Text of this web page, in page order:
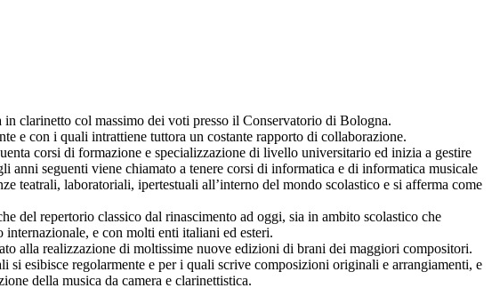
clarinetto col massimo dei voti presso il Conservatorio di Bologna.
e con i quali intrattiene tuttora un costante rapporto di collaborazione.
corsi di formazione e specializzazione di livello universitario ed inizia a gestire
seguenti viene chiamato a tenere corsi di informatica e di informatica musicale
teatrali, laboratoriali, ipertestuali all’interno del mondo scolastico e si afferma come
del repertorio classico dal rinascimento ad oggi, sia in ambito scolastico che
e con molti enti italiani ed esteri.
alla realizzazione di moltissime nuove edizioni di brani dei maggiori compositori.
si esibisce regolarmente e per i quali scrive composizioni originali e arrangiamenti, e
della musica da camera e clarinettistica.